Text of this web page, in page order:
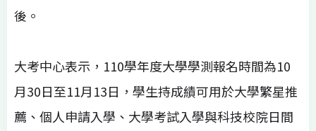
後。
大考中心表示，110學年度大學學測報名時間為10
月30日至11月13日，學生持成績可用於大學繁星推
薦、個人申請入學、大學考試入學與科技校院日間